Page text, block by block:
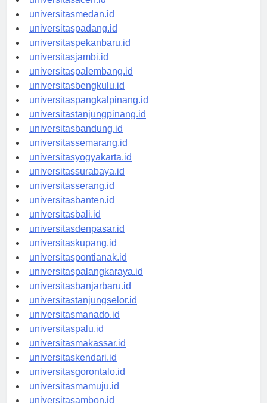
universitasaceh.id
universitasmedan.id
universitaspadang.id
universitaspekanbaru.id
universitasjambi.id
universitaspalembang.id
universitasbengkulu.id
universitaspangkalpinang.id
universitastanjungpinang.id
universitasbandung.id
universitassemarang.id
universitasyogyakarta.id
universitassurabaya.id
universitasserang.id
universitasbanten.id
universitasbali.id
universitasdenpasar.id
universitaskupang.id
universitaspontianak.id
universitaspalangkaraya.id
universitasbanjarbaru.id
universitastanjungselor.id
universitasmanado.id
universitaspalu.id
universitasmakassar.id
universitaskendari.id
universitasgorontalo.id
universitasmamuju.id